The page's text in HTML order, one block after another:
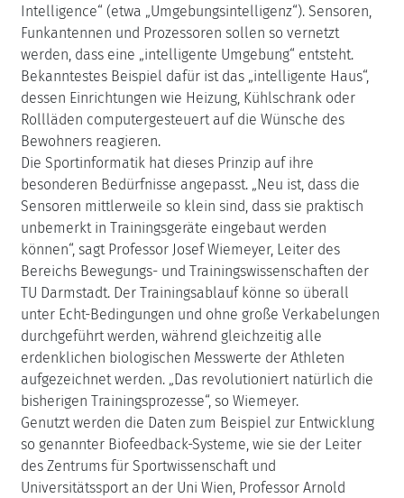
Intelligence“ (etwa „Umgebungsintelligenz“). Sensoren,
Funkantennen und Prozessoren sollen so vernetzt
werden, dass eine „intelligente Umgebung“ entsteht.
Bekanntestes Beispiel dafür ist das „intelligente Haus“,
dessen Einrichtungen wie Heizung, Kühlschrank oder
Rollläden computergesteuert auf die Wünsche des
Bewohners reagieren.
Die Sportinformatik hat dieses Prinzip auf ihre
besonderen Bedürfnisse angepasst. „Neu ist, dass die
Sensoren mittlerweile so klein sind, dass sie praktisch
unbemerkt in Trainingsgeräte eingebaut werden
können“, sagt Professor Josef Wiemeyer, Leiter des
Bereichs Bewegungs- und Trainingswissenschaften der
TU Darmstadt. Der Trainingsablauf könne so überall
unter Echt-Bedingungen und ohne große Verkabelungen
durchgeführt werden, während gleichzeitig alle
erdenklichen biologischen Messwerte der Athleten
aufgezeichnet werden. „Das revolutioniert natürlich die
bisherigen Trainingsprozesse“, so Wiemeyer.
Genutzt werden die Daten zum Beispiel zur Entwicklung
so genannter Biofeedback-Systeme, wie sie der Leiter
des Zentrums für Sportwissenschaft und
Universitätssport an der Uni Wien, Professor Arnold